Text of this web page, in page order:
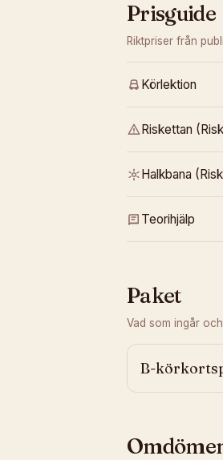
Prisguide
Riktpriser från
Körlektion
Riskettan
Halkbana
Teorihjälp
Paket
Vad som ingår
B-